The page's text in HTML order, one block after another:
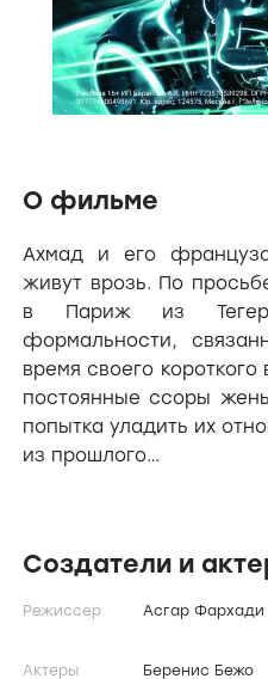
О фильме
Ахмад и его
живут врозь. По
в Париж из
формальности,
время своего
постоянные ссоры
попытка уладить их
из прошлого…
Создатели и
Режиссер Асгар Фархади
Актеры
Беренис Бежо